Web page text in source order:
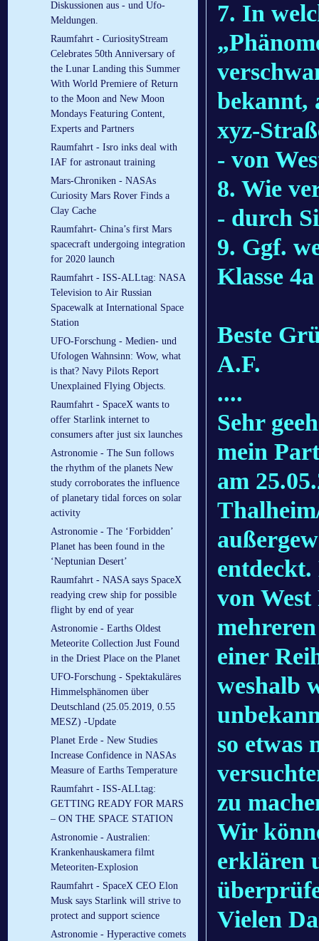
Diskussionen aus - und Ufo-
Meldungen.
Raumfahrt - CuriosityStream
Celebrates 50th Anniversary of
the Lunar Landing this Summer
With World Premiere of Return
to the Moon and New Moon
Mondays Featuring Content,
Experts and Partners
Raumfahrt - Isro inks deal with
IAF for astronaut training
Mars-Chroniken - NASAs
Curiosity Mars Rover Finds a
Clay Cache
Raumfahrt- China’s first Mars
spacecraft undergoing integration
for 2020 launch
Raumfahrt - ISS-ALLtag: NASA
Television to Air Russian
Spacewalk at International Space
Station
UFO-Forschung - Medien- und
Ufologen Wahnsinn: Wow, what
is that? Navy Pilots Report
Unexplained Flying Objects.
Raumfahrt - SpaceX wants to
offer Starlink internet to
consumers after just six launches
Astronomie - The Sun follows
the rhythm of the planets New
study corroborates the influence
of planetary tidal forces on solar
activity
Astronomie - The ‘Forbidden’
Planet has been found in the
‘Neptunian Desert’
Raumfahrt - NASA says SpaceX
readying crew ship for possible
flight by end of year
Astronomie - Earths Oldest
Meteorite Collection Just Found
in the Driest Place on the Planet
UFO-Forschung - Spektakuläres
Himmelsphänomen über
Deutschland (25.05.2019, 0.55
MESZ) -Update
Planet Erde - New Studies
Increase Confidence in NASAs
Measure of Earths Temperature
Raumfahrt - ISS-ALLtag:
GETTING READY FOR MARS
– ON THE SPACE STATION
Astronomie - Australien:
Krankenhauskamera filmt
Meteoriten-Explosion
Raumfahrt - SpaceX CEO Elon
Musk says Starlink will strive to
protect and support science
Astronomie - Hyperactive comets
7. In
bekannt,
xyz-
- von
8. Wie
- durch
9. Ggf.
Klasse
Beste
A.F.
....
Sehr
mein
am
entdeckt.
von
einer
weshalb
so etwas
zu
Wir
erklären
Vielen